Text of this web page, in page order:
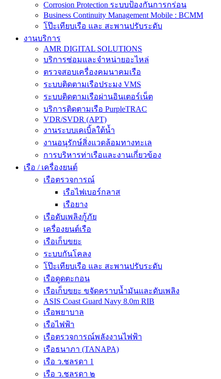
Corrosion Protection ระบบป้องกันการกร่อน
Business Continuity Management Mobile : BCMM
โป๊ะเทียบเรือ และ สะพานปรับระดับ
งานบริการ
AMR DIGITAL SOLUTIONS
บริการซ่อมและจำหน่ายอะไหล่
ตรวจสอบเครื่องคมนาคมเรือ
ระบบติดตามเรือประมง VMS
ระบบติดตามเรือผ่านอินเตอร์เน็ต
บริการติดตามเรือ PurpleTRAC
VDR/SVDR (APT)
งานระบบเคเบิ้ลใต้น้ำ
งานอนุรักษ์สิ่งแวดล้อมทางทะเล
การบริหารท่าเรือและงานเกี่ยวข้อง
เรือ / เครื่องยนต์
เรือตรวจการณ์
เรือไฟเบอร์กลาส
เรือยาง
เรือดับเพลิงกู้ภัย
เครื่องยนต์เรือ
เรือเก็บขยะ
ระบบกันโคลง
โป๊ะเทียบเรือ และ สะพานปรับระดับ
เรือดูดตะกอน
เรือเก็บขยะ ขจัดคราบน้ำมันและดับเพลิง
ASIS Coast Guard Navy 8.0m RIB
เรือพยาบาล
เรือไฟฟ้า
เรือตรวจการณ์พลังงานไฟฟ้า
เรือธนาภา (TANAPA)
เรือ ว.ชลรดา 1
เรือ ว.ชลรดา ๒